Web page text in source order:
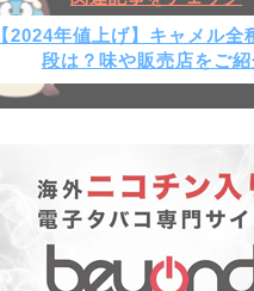
【2024年値上げ】キャメル全
段は？味や販売店をご紹